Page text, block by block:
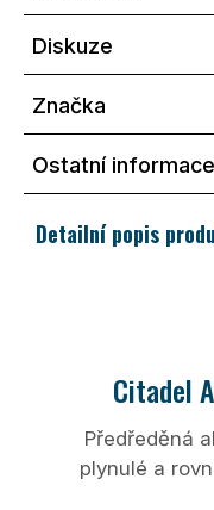
Diskuze
Značka
Ostatní informace
Detailní popis
Citadel
Předředěná
plynulé a